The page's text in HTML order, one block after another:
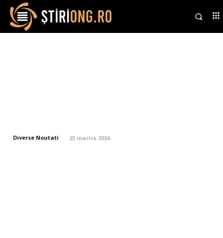
Diverse Noutati 25 martie 2026